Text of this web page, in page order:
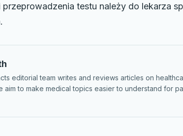
testu należy do lekarza
editorial team writes and reviews articles on
aim to make medical topics easier to understand for